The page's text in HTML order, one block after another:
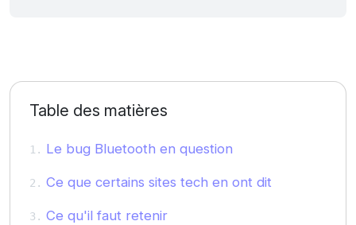
Table des matières
Le bug Bluetooth en question
Ce que certains sites tech en ont dit
Ce qu'il faut retenir